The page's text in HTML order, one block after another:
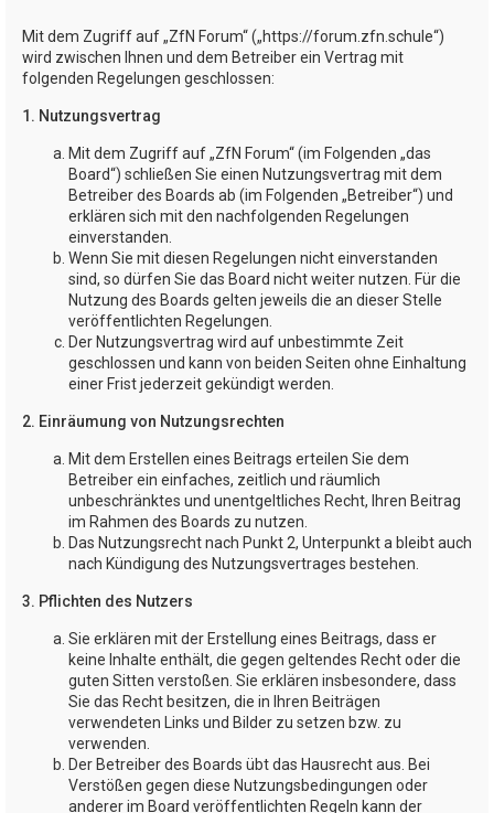
Mit dem Zugriff auf „ZfN Forum“ („https://forum.zfn.schule“)
wird zwischen Ihnen und dem Betreiber ein Vertrag mit
folgenden Regelungen geschlossen:
1. Nutzungsvertrag
Mit dem Zugriff auf „ZfN Forum“ (im Folgenden „das
Board“) schließen Sie einen Nutzungsvertrag mit dem
Betreiber des Boards ab (im Folgenden „Betreiber“) und
erklären sich mit den nachfolgenden Regelungen
einverstanden.
Wenn Sie mit diesen Regelungen nicht einverstanden
sind, so dürfen Sie das Board nicht weiter nutzen. Für die
Nutzung des Boards gelten jeweils die an dieser Stelle
veröffentlichten Regelungen.
Der Nutzungsvertrag wird auf unbestimmte Zeit
geschlossen und kann von beiden Seiten ohne Einhaltung
einer Frist jederzeit gekündigt werden.
2. Einräumung von Nutzungsrechten
Mit dem Erstellen eines Beitrags erteilen Sie dem
Betreiber ein einfaches, zeitlich und räumlich
unbeschränktes und unentgeltliches Recht, Ihren Beitrag
im Rahmen des Boards zu nutzen.
Das Nutzungsrecht nach Punkt 2, Unterpunkt a bleibt auch
nach Kündigung des Nutzungsvertrages bestehen.
3. Pflichten des Nutzers
Sie erklären mit der Erstellung eines Beitrags, dass er
keine Inhalte enthält, die gegen geltendes Recht oder die
guten Sitten verstoßen. Sie erklären insbesondere, dass
Sie das Recht besitzen, die in Ihren Beiträgen
verwendeten Links und Bilder zu setzen bzw. zu
verwenden.
Der Betreiber des Boards übt das Hausrecht aus. Bei
Verstößen gegen diese Nutzungsbedingungen oder
anderer im Board veröffentlichten Regeln kann der